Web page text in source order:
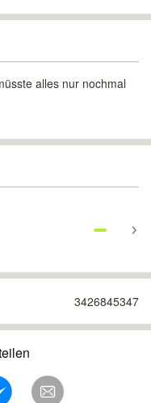
alles nur nochmal
3426845347